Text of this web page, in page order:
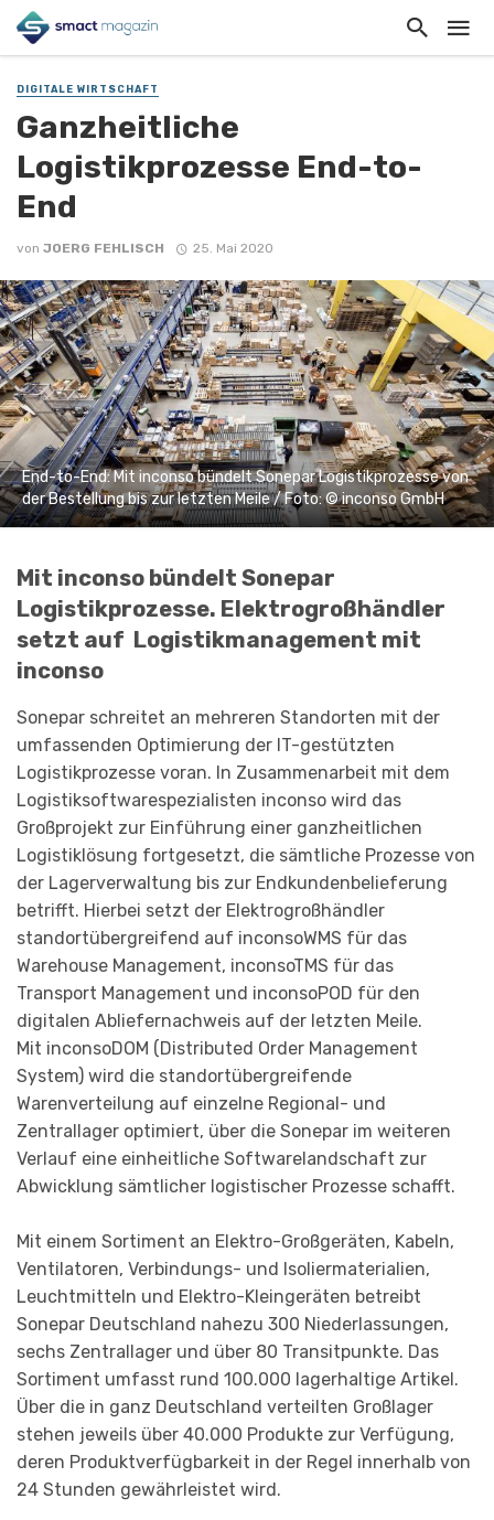
DIGITALE WIRTSCHAFT
Ganzheitliche
Logistikprozesse End-to-
End
von JOERG FEHLISCH 25. Mai 2020
End-to-End: Mit inconso bündelt Sonepar Logistikprozesse von
der Bestellung bis zur letzten Meile / Foto: © inconso GmbH
Mit inconso bündelt Sonepar
Logistikprozesse. Elektrogroßhändler
setzt auf Logistikmanagement mit
inconso
Sonepar schreitet an mehreren Standorten mit der
umfassenden Optimierung der IT-gestützten
Logistikprozesse voran. In Zusammenarbeit mit dem
Logistiksoftwarespezialisten inconso wird das
Großprojekt zur Einführung einer ganzheitlichen
Logistiklösung fortgesetzt, die sämtliche Prozesse von
der Lagerverwaltung bis zur Endkundenbelieferung
betrifft. Hierbei setzt der Elektrogroßhändler
standortübergreifend auf inconsoWMS für das
Warehouse Management, inconsoTMS für das
Transport Management und inconsoPOD für den
digitalen Abliefernachweis auf der letzten Meile.
Mit inconsoDOM (Distributed Order Management
System) wird die standortübergreifende
Warenverteilung auf einzelne Regional- und
Zentrallager optimiert, über die Sonepar im weiteren
Verlauf eine einheitliche Softwarelandschaft zur
Abwicklung sämtlicher logistischer Prozesse schafft.
Mit einem Sortiment an Elektro-Großgeräten, Kabeln,
Ventilatoren, Verbindungs- und Isoliermaterialien,
Leuchtmitteln und Elektro-Kleingeräten betreibt
Sonepar Deutschland nahezu 300 Niederlassungen,
sechs Zentrallager und über 80 Transitpunkte. Das
Sortiment umfasst rund 100.000 lagerhaltige Artikel.
Über die in ganz Deutschland verteilten Großlager
stehen jeweils über 40.000 Produkte zur Verfügung,
deren Produktverfügbarkeit in der Regel innerhalb von
24 Stunden gewährleistet wird.